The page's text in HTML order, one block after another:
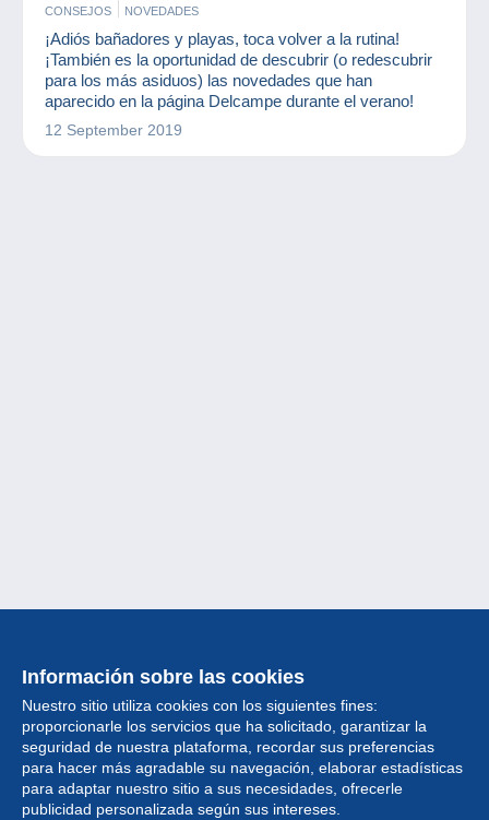
CONSEJOS NOVEDADES
¡Adiós bañadores y playas, toca volver a la rutina!
¡También es la oportunidad de descubrir (o redescubrir
para los más asiduos) las novedades que han
aparecido en la página Delcampe durante el verano!
12 September 2019
Información sobre las cookies
Nuestro sitio utiliza cookies con los siguientes fines:
proporcionarle los servicios que ha solicitado, garantizar la
seguridad de nuestra plataforma, recordar sus preferencias
para hacer más agradable su navegación, elaborar estadísticas
para adaptar nuestro sitio a sus necesidades, ofrecerle
publicidad personalizada según sus intereses.
Colección